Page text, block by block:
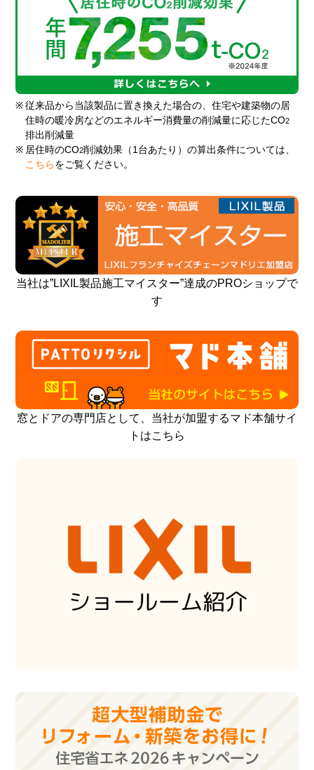
※ 従来品から当該製品に置き換えた場合の、住宅や建築物の居
住時の暖冷房などのエネルギー消費量の削減量に応じたCO2
排出削減量
※ 居住時のCO2削減効果（1台あたり）の算出条件については、
こちら をご覧ください。
当社は”LIXIL製品施工マイスター”達成のPROショップで
す
窓とドアの専門店として、当社が加盟するマド本舗サイ
トはこちら